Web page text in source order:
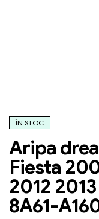
ÎN STOC
Aripa
Fiesta
2012
8A61-